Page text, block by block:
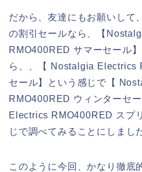
だから、友達にもお願いして
の割引セールなら、【
RMO400RED サマーセール
ら、、【 Nostalgia Electrics
セール】という感じで【
RMO400RED ウィンターセ
Electrics RMO400RED スプ
じで調べてみることにしまし
このように今回、かなり徹